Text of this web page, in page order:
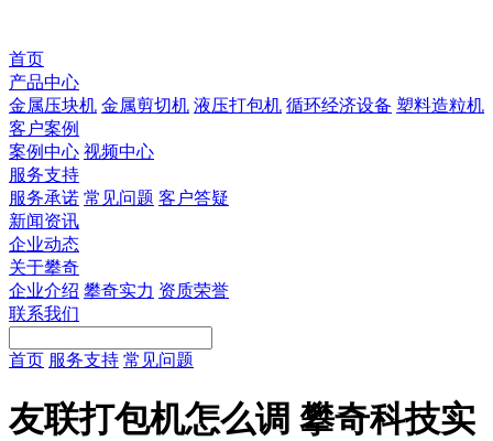
首页
产品中心
金属压块机 金属剪切机 液压打包机 循环经济设备 塑料造粒机
客户案例
案例中心 视频中心
服务支持
服务承诺 常见问题 客户答疑
新闻资讯
企业动态
关于攀奇
企业介绍 攀奇实力 资质荣誉
联系我们
首页 服务支持 常见问题
友联打包机怎么调 攀奇科技实